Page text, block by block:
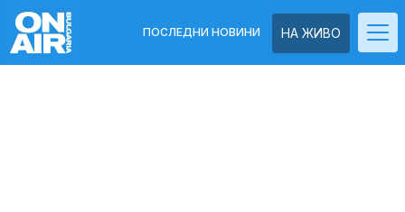
НА ЖИВО
ПОСЛЕДНИ НОВИНИ